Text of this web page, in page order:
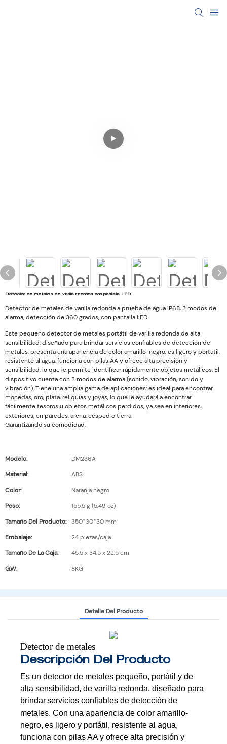
Detector de metales de varilla redonda con pantalla LED
Detector de metales de varilla redonda a prueba de agua IP68, 3 modos de
alarma, detección de 360 ​​grados, con pantalla LED.
Este pequeño detector de metales portátil de varilla redonda de alta
sensibilidad, diseñado para brindar servicios confiables de detección de
metales, presenta una apariencia de color amarillo-negro, es ligero y portátil,
resistente al agua, funciona con pilas AA y ofrece alta precisión y
sensibilidad, lo que le permite identificar rápidamente objetos metálicos. El
dispositivo cuenta con 3 modos de alarma (sonido, vibración, sonido y
vibración). Tiene una amplia gama de aplicaciones: es ideal para encontrar
monedas, oro, plata, reliquias y joyas, lo que le ayudará a encontrar
fácilmente tesoros u objetos metálicos perdidos, ya sea en interiores,
exteriores, en paredes, arena, césped o tierra.
Garantizando su comodidad.
Modelo:
DM236A
Material:
ABS
Color:
Naranja negro
Peso:
155,5 g (5,49 oz)
Tamaño Del Producto:
350*30*30 mm
Embalaje:
24 piezas/caja
Tamaño De La Caja:
45,5 x 34,5 x 22,5 cm
G.W:
8KG
Detalle Del Producto
Detector de metales
Descripción Del Producto
Es un detector de metales pequeño, portátil y de
alta sensibilidad, de varilla redonda, diseñado para
brindarservicios confiables de detección de
metales. Con una apariencia de color amarillo-
negro, es ligero y portátil, resistente al agua,
funciona con pilas AA y ofrece alta precisión y